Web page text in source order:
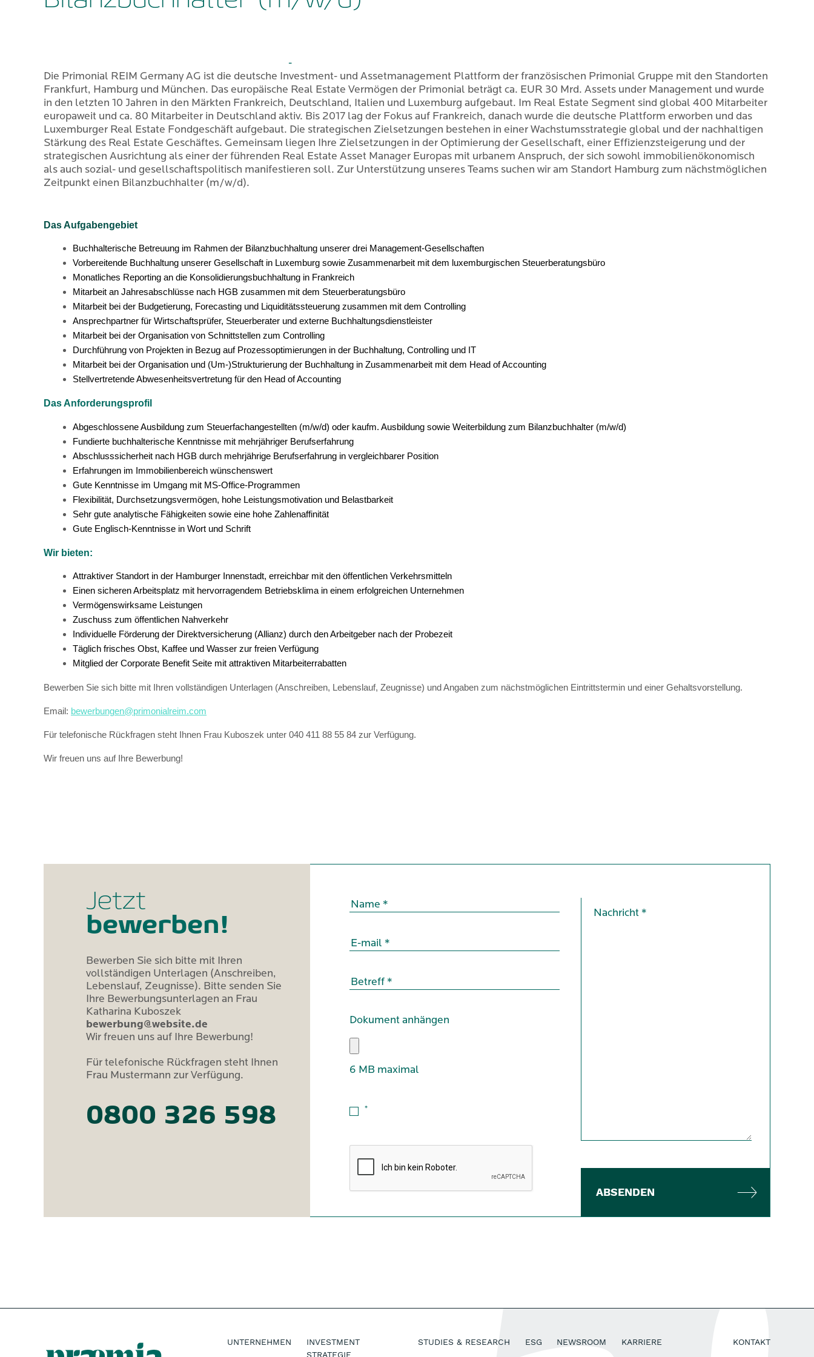
-
Die Primonial REIM Germany AG ist die deutsche Investment- und Assetmanagement Plattform der französischen Primonial Gruppe mit den Standorten
Frankfurt, Hamburg und München. Das europäische Real Estate Vermögen der Primonial beträgt ca. EUR 30 Mrd. Assets under Management und wurde
in den letzten 10 Jahren in den Märkten Frankreich, Deutschland, Italien und Luxemburg aufgebaut. Im Real Estate Segment sind global 400 Mitarbeiter
europaweit und ca. 80 Mitarbeiter in Deutschland aktiv. Bis 2017 lag der Fokus auf Frankreich, danach wurde die deutsche Plattform erworben und das
Luxemburger Real Estate Fondgeschäft aufgebaut. Die strategischen Zielsetzungen bestehen in einer Wachstumsstrategie global und der nachhaltigen
Stärkung des Real Estate Geschäftes. Gemeinsam liegen Ihre Zielsetzungen in der Optimierung der Gesellschaft, einer Effizienzsteigerung und der
strategischen Ausrichtung als einer der führenden Real Estate Asset Manager Europas mit urbanem Anspruch, der sich sowohl immobilienökonomisch
als auch sozial- und gesellschaftspolitisch manifestieren soll. Zur Unterstützung unseres Teams suchen wir am Standort Hamburg zum nächstmöglichen
Zeitpunkt einen Bilanzbuchhalter (m/w/d).
Das Aufgabengebiet
Buchhalterische Betreuung im Rahmen der Bilanzbuchhaltung unserer drei Management-Gesellschaften
Vorbereitende Buchhaltung unserer Gesellschaft in Luxemburg sowie Zusammenarbeit mit dem luxemburgischen Steuerberatungsbüro
Monatliches Reporting an die Konsolidierungsbuchhaltung in Frankreich
Mitarbeit an Jahresabschlüsse nach HGB zusammen mit dem Steuerberatungsbüro
Mitarbeit bei der Budgetierung, Forecasting und Liquiditätssteuerung zusammen mit dem Controlling
Ansprechpartner für Wirtschaftsprüfer, Steuerberater und externe Buchhaltungsdienstleister
Mitarbeit bei der Organisation von Schnittstellen zum Controlling
Durchführung von Projekten in Bezug auf Prozessoptimierungen in der Buchhaltung, Controlling und IT
Mitarbeit bei der Organisation und (Um-)Strukturierung der Buchhaltung in Zusammenarbeit mit dem Head of Accounting
Stellvertretende Abwesenheitsvertretung für den Head of Accounting
Das Anforderungsprofil
Abgeschlossene Ausbildung zum Steuerfachangestellten (m/w/d) oder kaufm. Ausbildung sowie Weiterbildung zum Bilanzbuchhalter (m/w/d)
Fundierte buchhalterische Kenntnisse mit mehrjähriger Berufserfahrung
Abschlusssicherheit nach HGB durch mehrjährige Berufserfahrung in vergleichbarer Position
Erfahrungen im Immobilienbereich wünschenswert
Gute Kenntnisse im Umgang mit MS-Office-Programmen
Flexibilität, Durchsetzungsvermögen, hohe Leistungsmotivation und Belastbarkeit
Sehr gute analytische Fähigkeiten sowie eine hohe Zahlenaffinität
Gute Englisch-Kenntnisse in Wort und Schrift
Wir bieten:
Attraktiver Standort in der Hamburger Innenstadt, erreichbar mit den öffentlichen Verkehrsmitteln
Einen sicheren Arbeitsplatz mit hervorragendem Betriebsklima in einem erfolgreichen Unternehmen
Vermögenswirksame Leistungen
Zuschuss zum öffentlichen Nahverkehr
Individuelle Förderung der Direktversicherung (Allianz) durch den Arbeitgeber nach der Probezeit
Täglich frisches Obst, Kaffee und Wasser zur freien Verfügung
Mitglied der Corporate Benefit Seite mit attraktiven Mitarbeiterrabatten
Bewerben Sie sich bitte mit Ihren vollständigen Unterlagen (Anschreiben, Lebenslauf, Zeugnisse) und Angaben zum nächstmöglichen Eintrittstermin und einer Gehaltsvorstellung.
Email: bewerbungen@primonialreim.com
Für telefonische Rückfragen steht Ihnen Frau Kuboszek unter 040 411 88 55 84 zur Verfügung.
Wir freuen uns auf Ihre Bewerbung!
Jetzt
bewerben!
Bewerben Sie sich bitte mit Ihren
vollständigen Unterlagen (Anschreiben,
Lebenslauf, Zeugnisse). Bitte senden Sie
Ihre Bewerbungsunterlagen an Frau
Katharina Kuboszek
bewerbung@website.de
Wir freuen uns auf Ihre Bewerbung!
Für telefonische Rückfragen steht Ihnen
Frau Mustermann zur Verfügung.
0800 326 598
Dokument anhängen
6 MB maximal
*
ABSENDEN
UNTERNEHMEN
INVESTMENT
STRATEGIE
STUDIES & RESEARCH ESG NEWSROOM KARRIERE KONTAKT